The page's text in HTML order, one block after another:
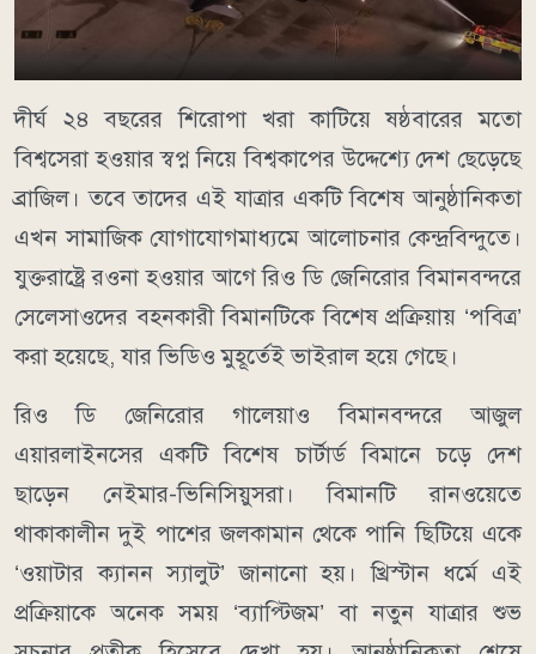
দীর্ঘ ২৪ বছরের শিরোপা খরা কাটিয়ে ষষ্ঠবারের মতো
বিশ্বসেরা হওয়ার স্বপ্ন নিয়ে বিশ্বকাপের উদ্দেশ্যে দেশ ছেড়েছে
ব্রাজিল। তবে তাদের এই যাত্রার একটি বিশেষ আনুষ্ঠানিকতা
এখন সামাজিক যোগাযোগমাধ্যমে আলোচনার কেন্দ্রবিন্দুতে।
যুক্তরাষ্ট্রে রওনা হওয়ার আগে রিও ডি জেনিরোর বিমানবন্দরে
সেলেসাওদের বহনকারী বিমানটিকে বিশেষ প্রক্রিয়ায় ‘পবিত্র’
করা হয়েছে, যার ভিডিও মুহূর্তেই ভাইরাল হয়ে গেছে।
রিও ডি জেনিরোর গালেয়াও বিমানবন্দরে আজুল
এয়ারলাইনসের একটি বিশেষ চার্টার্ড বিমানে চড়ে দেশ
ছাড়েন নেইমার-ভিনিসিয়ুসরা। বিমানটি রানওয়েতে
থাকাকালীন দুই পাশের জলকামান থেকে পানি ছিটিয়ে একে
‘ওয়াটার ক্যানন স্যালুট’ জানানো হয়। খ্রিস্টান ধর্মে এই
প্রক্রিয়াকে অনেক সময় ‘ব্যাপ্টিজম’ বা নতুন যাত্রার শুভ